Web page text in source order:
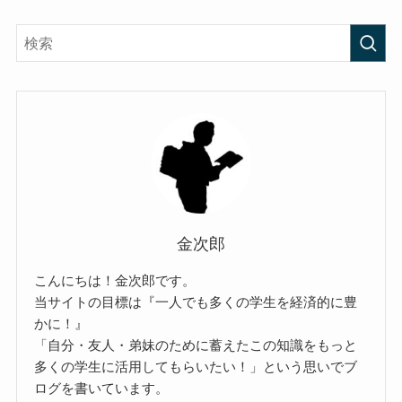
金次郎
こんにちは！金次郎です。
当サイトの目標は『一人でも多くの学生を経済的に豊
かに！』
「自分・友人・弟妹のために蓄えたこの知識をもっと
多くの学生に活用してもらいたい！」という思いでブ
ログを書いています。